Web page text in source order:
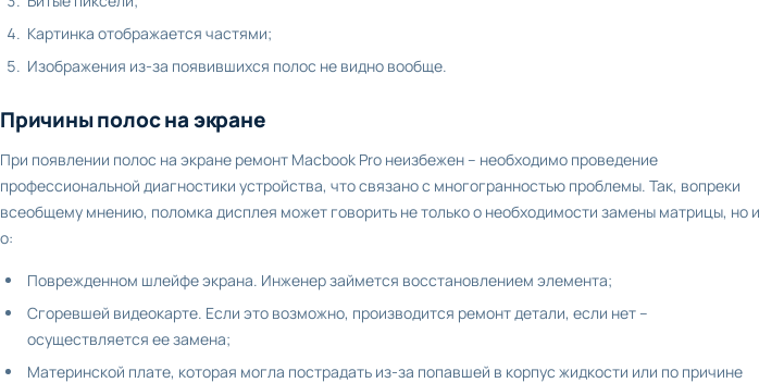
Картинка отображается частями;
Изображения из-за появившихся полос не видно вообще.
Причины полос на экране
При появлении полос на экране ремонт Macbook Pro неизбежен – необходимо проведение
профессиональной диагностики устройства, что связано с многогранностью проблемы. Так, вопреки
всеобщему мнению, поломка дисплея может говорить не только о необходимости замены матрицы, но и
о:
Поврежденном шлейфе экрана. Инженер займется восстановлением элемента;
Сгоревшей видеокарте. Если это возможно, производится ремонт детали, если нет –
осуществляется ее замена;
Материнской плате, которая могла пострадать из-за попавшей в корпус жидкости или по причине